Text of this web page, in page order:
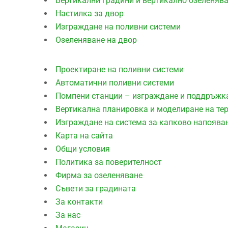
Настилка за двор
Изграждане на поливни системи
Озеленяване на двор
Проектиране на поливни системи
Автоматични поливни системи
Помпени станции – изграждане и
Вертикална планировка и моделиране на
Изграждане на система за капково
Карта на сайта
Общи условия
Политика за поверителност
Фирма за озеленяване
Съвети за градината
За контакти
За нас